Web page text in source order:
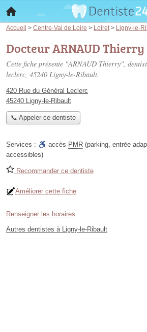
Accueil > Centre-Val de Loire > Loiret > Ligny-le-
Docteur ARNAUD Thierry
Cette fiche présente "ARNAUD Thierry",
leclerc, 45240 Ligny-le-Ribault.
420 Rue du Général Leclerc
45240 Ligny-le-Ribault
📞 Appeler ce dentiste
Services : accès PMR (parking, entrée
accessibles)
Recommander ce dentiste
Améliorer cette fiche
Renseigner les horaires
Autres dentistes à Ligny-le-Ribault